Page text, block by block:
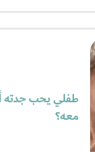
طفلي يحب جدته
معه؟